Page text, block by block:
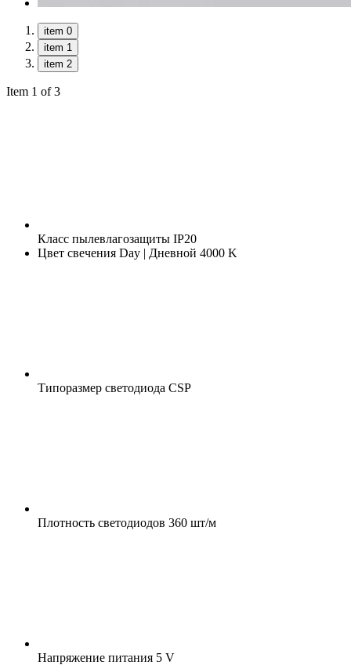
item 0
item 1
item 2
Item 1 of 3
Класс пылевлагозащиты IP20
Цвет свечения Day | Дневной 4000 K
Типоразмер светодиода CSP
Плотность светодиодов 360 шт/м
Напряжение питания 5 V